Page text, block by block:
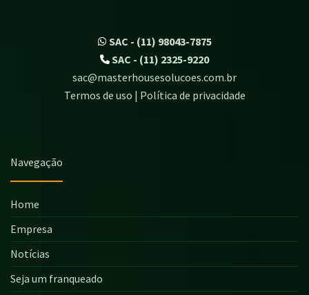
SAC - (11) 98043-7875
SAC - (11) 2325-9220
sac@masterhousesolucoes.com.br
Termos de uso | Política de privacidade
Navegação
Home
Empresa
Notícias
Seja um franqueado